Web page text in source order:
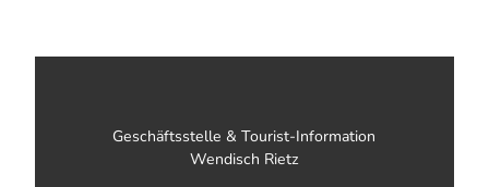
Geschäftsstelle & Tourist-Information
Wendisch Rietz